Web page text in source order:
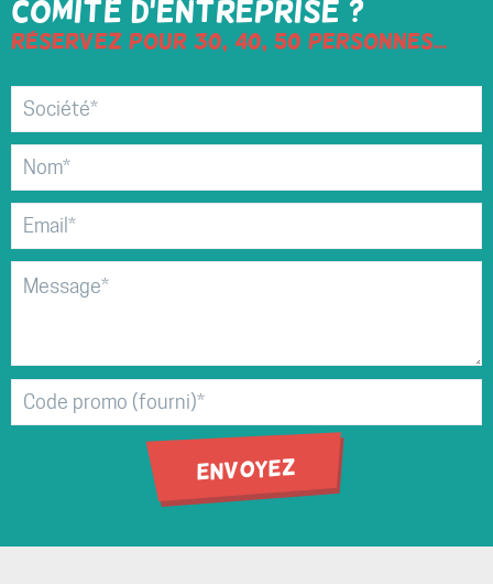
comité d'entreprise ?
Réservez pour 30, 40, 50 personnes...
Nom*
Email*
promo
(fourni)*
Envoyez